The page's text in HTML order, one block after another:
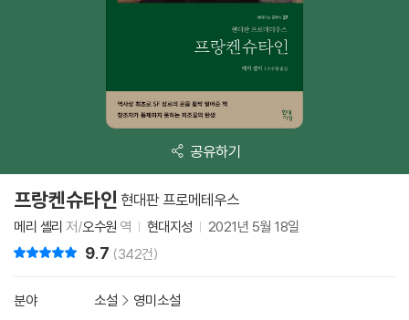
공유하기
프랑켄슈타인 현대판 프로메테우스
메리 셸리 저/오수원 역 현대지성 2021년 5월 18일
9.7 (342건)
분야 소설 > 영미소설